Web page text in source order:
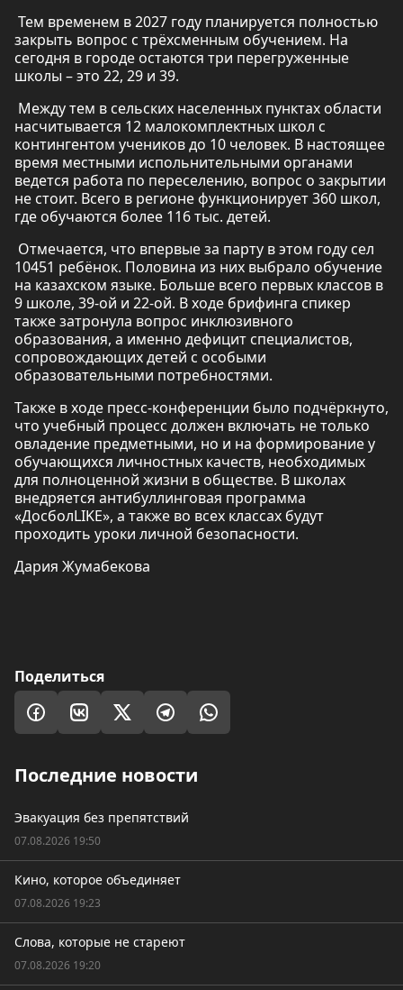
Тем временем в 2027 году планируется полностью
закрыть вопрос с трёхсменным обучением. На
сегодня в городе остаются три перегруженные
школы – это 22, 29 и 39.
Между тем в сельских населенных пунктах области
насчитывается 12 малокомплектных школ с
контингентом учеников до 10 человек. В настоящее
время местными испольнительными органами
ведется работа по переселению, вопрос о закрытии
не стоит. Всего в регионе функционирует 360 школ,
где обучаются более 116 тыс. детей.
Отмечается, что впервые за парту в этом году сел
10451 ребёнок. Половина из них выбрало обучение
на казахском языке. Больше всего первых классов в
9 школе, 39-ой и 22-ой. В ходе брифинга спикер
также затронула вопрос инклюзивного
образования, а именно дефицит специалистов,
сопровождающих детей с особыми
образовательными потребностями.
Также в ходе пресс-конференции было подчёркнуто,
что учебный процесс должен включать не только
овладение предметными, но и на формирование у
обучающихся личностных качеств, необходимых
для полноценной жизни в обществе. В школах
внедряется антибуллинговая программа
«ДосболLIKE», а также во всех классах будут
проходить уроки личной безопасности.
Дария Жумабекова
Поделиться
Последние новости
Эвакуация без препятствий
07.08.2026 19:50
Кино, которое объединяет
07.08.2026 19:23
Слова, которые не стареют
07.08.2026 19:20